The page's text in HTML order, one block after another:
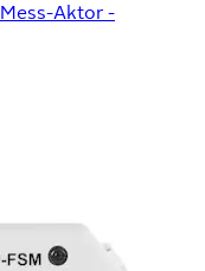
Aktor -